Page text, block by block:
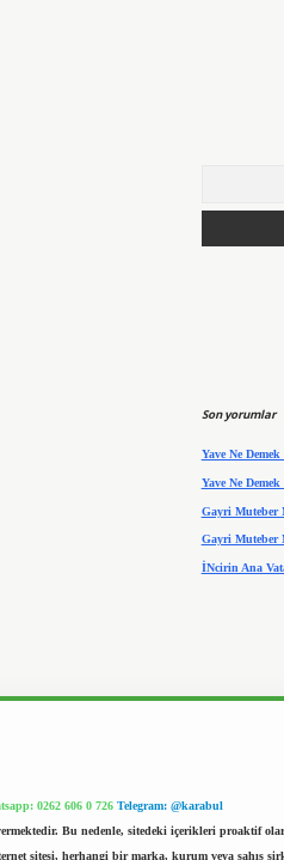
Son yorumlar
Yave Ne
Yave Ne
Gayri Muteber
Gayri Muteber
İNcirin Ana
0262 606 0 726 Telegram: @karabul
Bu nedenle, sitedeki içerikleri proaktif
sitesi, herhangi bir marka, kurum veya şahıs